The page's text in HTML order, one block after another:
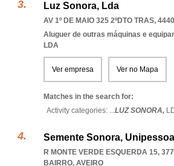
Luz Sonora, Lda
AV 1º DE MAIO 325 2ºDTO TRAS,
Aluguer de outras máquinas e
LDA
Ver empresa Ver no Mapa
Matches in the search for:
Activity categories: ...LUZ SONORA,
Semente Sonora,
R MONTE VERDE ESQUERDA 15,
BAIRRO, AVEIRO